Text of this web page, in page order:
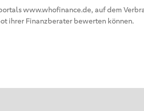
www.whofinance.de, auf dem
ihrer Finanzberater bewerten können.